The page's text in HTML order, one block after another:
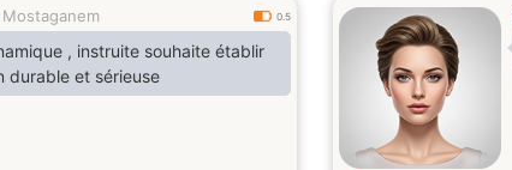
Mostaganem 0.5
, instruite souhaite établir
durable et sérieuse